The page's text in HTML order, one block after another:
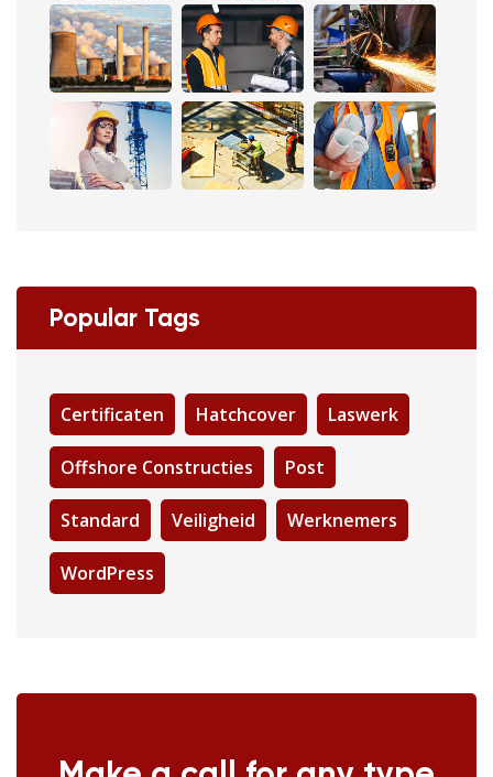
Popular Tags
Certificaten Hatchcover Laswerk
Offshore Constructies Post
Standard Veiligheid Werknemers
WordPress